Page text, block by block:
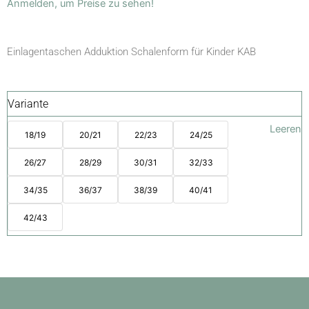
Anmelden, um Preise zu sehen!
Einlagentaschen Adduktion Schalenform für Kinder KAB
Variante
18/19 20/21 22/23 24/25
26/27 28/29 30/31 32/33
34/35 36/37 38/39 40/41
42/43
Leeren